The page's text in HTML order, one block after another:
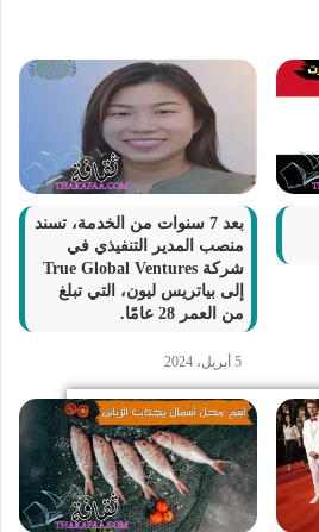
بعد 7 سنوات من الخدمة، تسند
منصب المدير التنفيذي في
شركة True Global Ventures
إلى بياتريس ليون، التي تبلغ
من العمر 28 عامًا.
5 أبريل، 2024